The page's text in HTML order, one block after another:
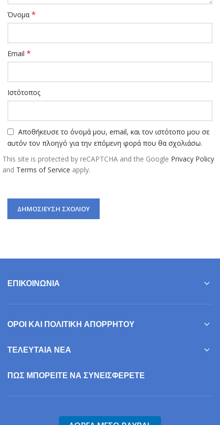
Όνομα *
Email *
Ιστότοπος
Αποθήκευσε το όνομά μου, email, και τον ιστότοπο μου σε
αυτόν τον πλοηγό για την επόμενη φορά που θα σχολιάσω.
This site is protected by reCAPTCHA and the Google Privacy Policy
and Terms of Service apply.
ΕΠΙΚΟΙΝΩΝΊΑ
ΌΡΟΙ ΚΑΙ ΠΟΛΙΤΙΚΉ ΑΠΟΡΡΉΤΟΥ
ΤΕΛΕΥΤΑΊΑ ΝΈΑ
ΠΩΣ ΜΠΟΡΕΊΤΕ ΝΑ ΣΥΝΕΙΣΦΕΡΕΤΕ